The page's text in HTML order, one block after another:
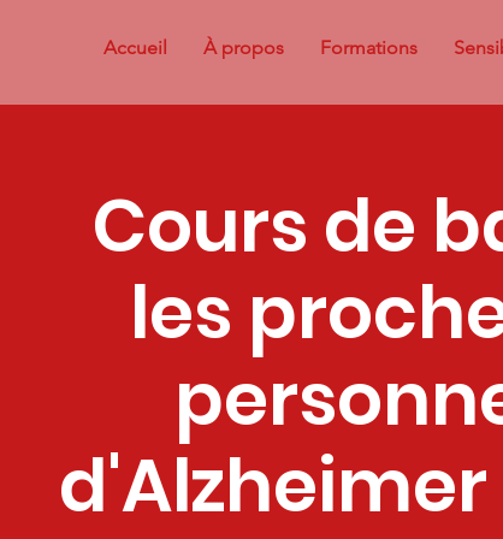
Accueil À propos Formations
Cours de
les